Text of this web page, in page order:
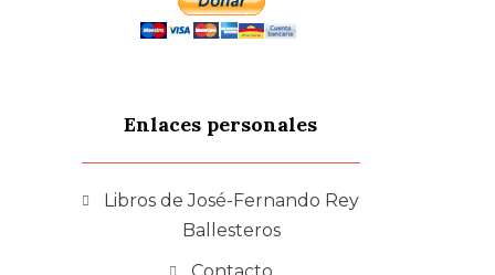
Enlaces personales
Libros de José-Fernando Rey
Ballesteros
Contacto